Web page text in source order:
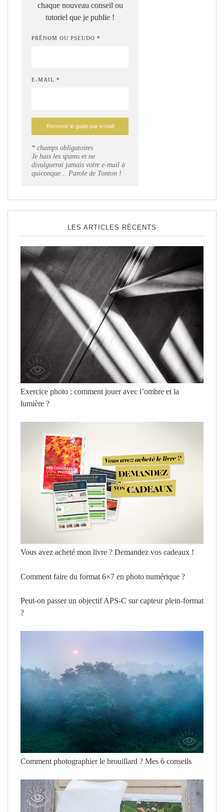
chaque nouveau conseil ou
tutoriel que je publie !
PRÉNOM OU PSEUDO *
E-MAIL *
* champs obligatoires
Je hais les spams et ne
divulguerai jamais votre e-mail à
quiconque... Parole de Tonton !
LES ARTICLES RÉCENTS
Exercice photo : comment jouer avec l’ombre et la
lumière ?
Vous avez acheté mon livre ? Demandez vos cadeaux !
Comment faire du format 6×7 en photo numérique ?
Peut-on passer un objectif APS-C sur capteur plein-format
?
Comment photographier le brouillard ? Mes 6 conseils